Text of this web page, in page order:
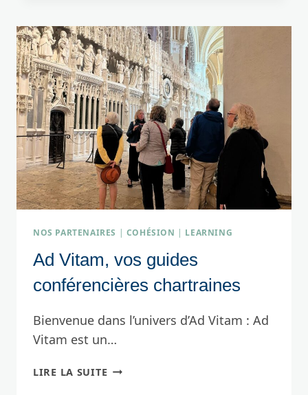
NOS PARTENAIRES | COHÉSION | LEARNING
Ad Vitam, vos guides
conférencières chartraines
Bienvenue dans l’univers d’Ad Vitam : Ad
Vitam est un…
LIRE LA SUITEAD